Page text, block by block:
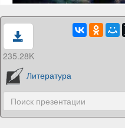
235.28K
Литература